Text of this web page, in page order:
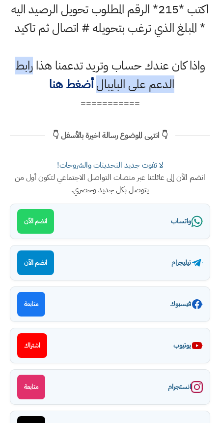
اكتب *215* الرقم المطلوب تحويل الرصيد اليه
* المبلغ الذي ترغب بتحويله # اتصال ثم تاكيد
واذا كان عندك حساب وتريد تدعمنا هذارابط
الدعم على البايبال أضغط هنا
===========
👇 انتهى الموضوع رسالة اخيرة بالأسفل 👇
لا تفوت جديد التحديثات والشروحات!
انضم الآن إلى عائلتنا عبر منصات التواصل الاجتماعي لتكون أول من
يتوصل بكل جديد وحصري.
واتساب انضم الآن
تيليجرام انضم الآن
فيسبوك متابعة
يوتيوب اشتراك
انستجرام متابعة